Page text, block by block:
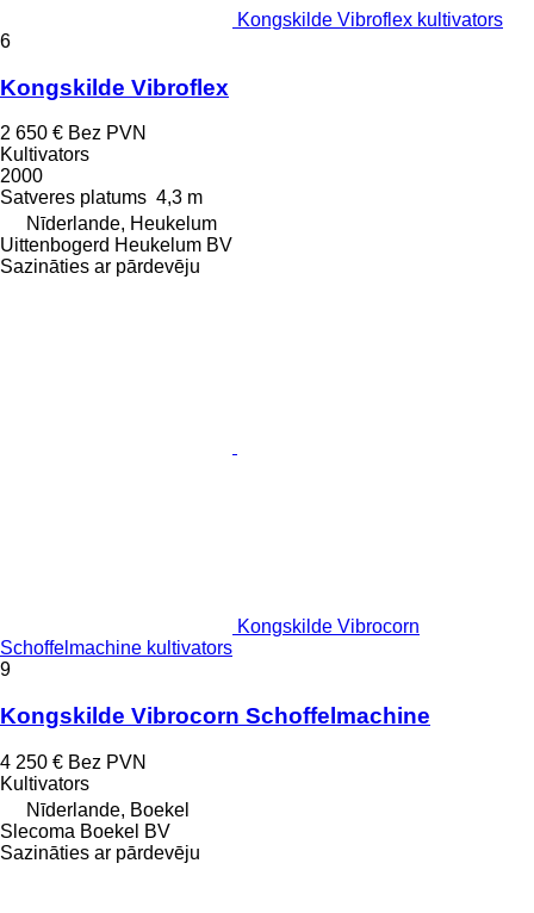
Kongskilde Vibroflex kultivators
6
Kongskilde Vibroflex
2 650 € Bez PVN
Kultivators
2000
Satveres platums 4,3 m
Nīderlande, Heukelum
Uittenbogerd Heukelum BV
Sazināties ar pārdevēju
Kongskilde Vibrocorn
Schoffelmachine kultivators
9
Kongskilde Vibrocorn Schoffelmachine
4 250 € Bez PVN
Kultivators
Nīderlande, Boekel
Slecoma Boekel BV
Sazināties ar pārdevēju